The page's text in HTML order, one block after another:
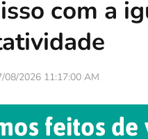
com a
08/2026 11:17:00 AM